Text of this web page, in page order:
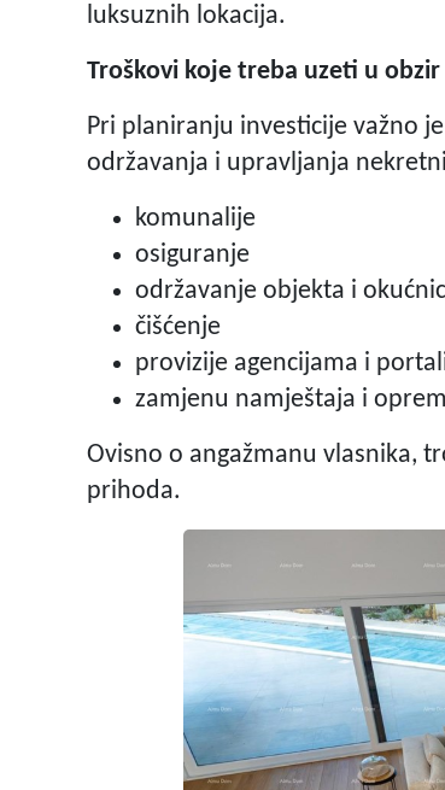
luksuznih lokacija.
Troškovi koje treba uzeti u obzir
Pri planiranju investicije važno
održavanja i upravljanja
komunalije
osiguranje
održavanje objekta i
čišćenje
provizije agencijama i
zamjenu namještaja i
Ovisno o angažmanu vlasnika,
prihoda.